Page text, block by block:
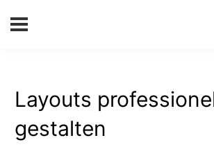
Layouts
gestalten